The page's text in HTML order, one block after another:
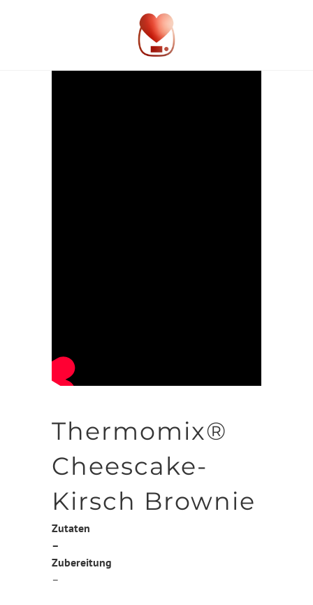
Thermomix®
Cheescake-
Kirsch Brownie
Zutaten
–
Zubereitung
–